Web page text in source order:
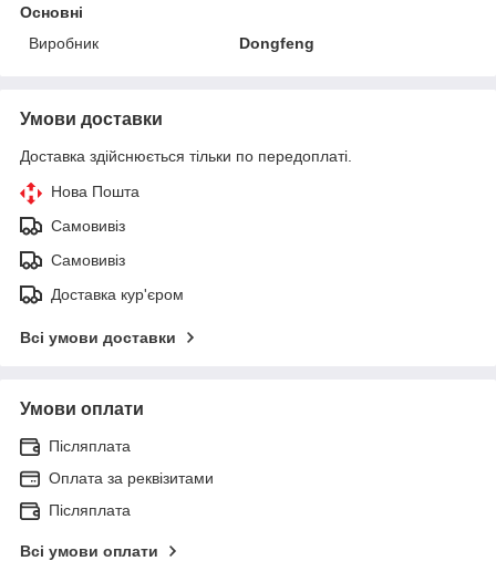
Основні
Виробник
Dongfeng
Умови доставки
Доставка здійснюється тільки по передоплаті.
Нова Пошта
Самовивіз
Самовивіз
Доставка кур'єром
Всі умови доставки
Умови оплати
Післяплата
Оплата за реквізитами
Післяплата
Всі умови оплати